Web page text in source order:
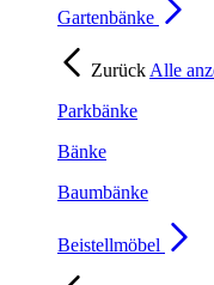
Gartenbänke
Zurück Alle
Parkbänke
Bänke
Baumbänke
Beistellmöbel